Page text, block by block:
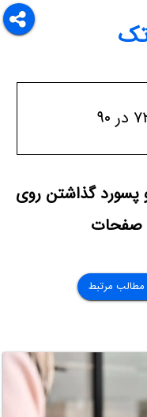
پسورد گذاشتن روی
صفحات
مطالب مرتبط